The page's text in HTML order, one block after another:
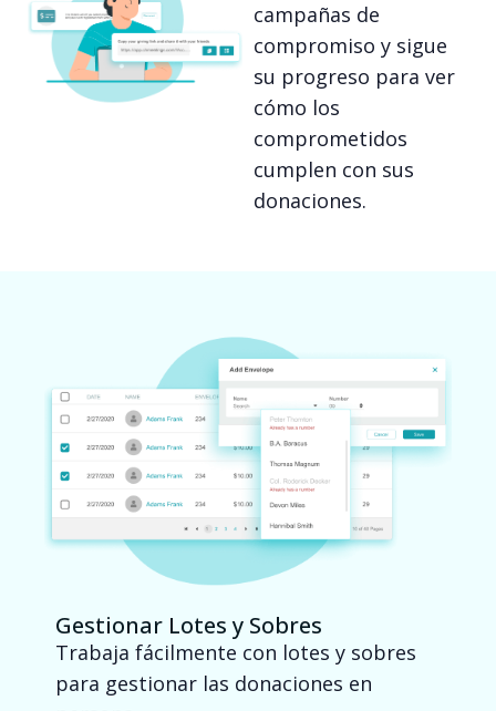
campañas de
compromiso y sigue
su progreso para ver
cómo los
comprometidos
cumplen con sus
donaciones.
Gestionar Lotes y Sobres
Trabaja fácilmente con lotes y sobres
para gestionar las donaciones en